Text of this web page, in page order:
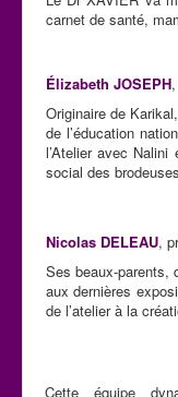
carnet de santé,
Élizabeth JOSEPH
Originaire de
de l’éducation
l’Atelier avec
social des
Nicolas DELEAU,
Ses beaux-parents,
aux dernières
de l’atelier à la
Cette équipe